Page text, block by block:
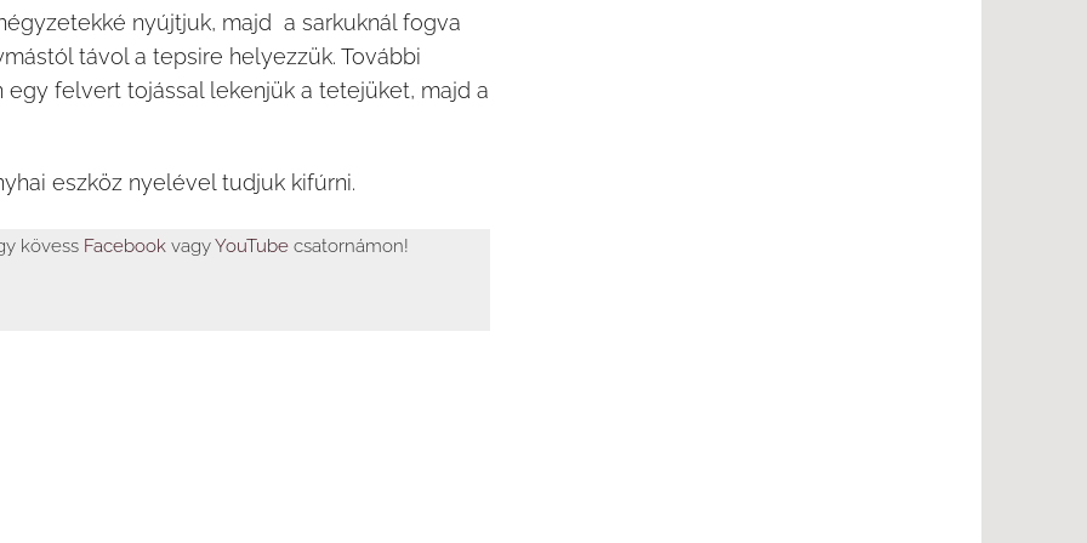
nyújtjuk, majd a sarkuknál fogva
távol a tepsire helyezzük. További
felvert tojással lekenjük a tetejüket, majd a
eszköz nyelével tudjuk kifúrni.
kövess Facebook vagyYouTube csatornámon!